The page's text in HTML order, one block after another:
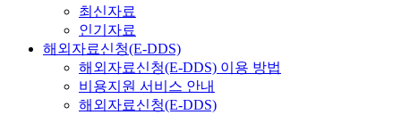
최신자료
인기자료
해외자료신청(E-DDS)
해외자료신청(E-DDS) 이용 방법
비용지원 서비스 안내
해외자료신청(E-DDS)